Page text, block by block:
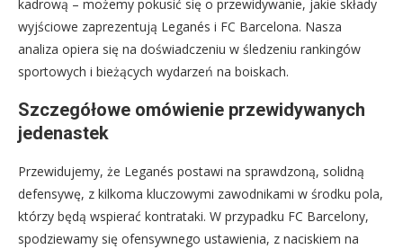
kadrową – możemy pokusić się o przewidywanie, jakie składy
wyjściowe zaprezentują Leganés i FC Barcelona. Nasza
analiza opiera się na doświadczeniu w śledzeniu rankingów
sportowych i bieżących wydarzeń na boiskach.
Szczegółowe omówienie przewidywanych
jedenastek
Przewidujemy, że Leganés postawi na sprawdzoną, solidną
defensywę, z kilkoma kluczowymi zawodnikami w środku pola,
którzy będą wspierać kontrataki. W przypadku FC Barcelony,
spodziewamy się ofensywnego ustawienia, z naciskiem na